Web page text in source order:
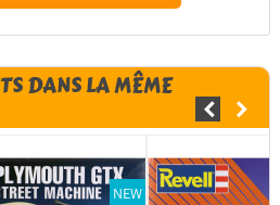
DANS LA MÊME
NEW